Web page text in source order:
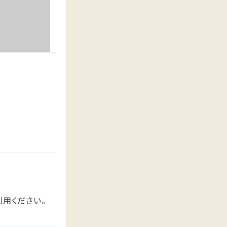
ください。